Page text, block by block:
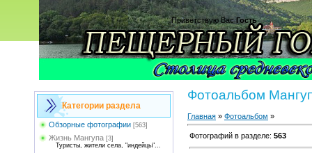
Приветствую Вас Гость
Категории раздела
Обзорные фотографии [563]
Жизнь Мангупа [3]
Туристы, жители села, "индейцы"...
Фотоальбом
Главная » Фотоальбом »
Фотографий в разделе: 563